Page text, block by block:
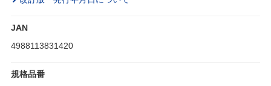
JAN
4988113831420
規格品番